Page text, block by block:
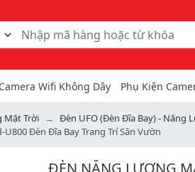
Camera Wifi Không Dây Phụ Kiện
Mặt Trời
Đèn UFO (Đèn Đĩa Bay) - Năng
Đèn Đĩa Bay Trang Trí Sân Vườn
ĐÈN NĂNG LƯỢNG